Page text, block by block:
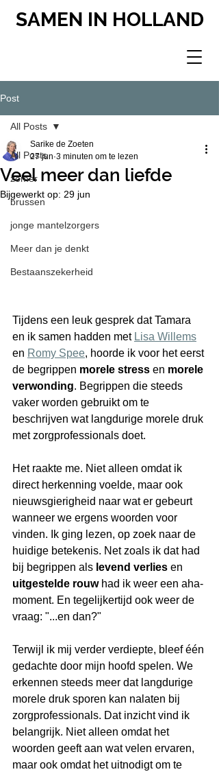
SAMEN IN HOLLAND
Post
All Posts
zomer
brussen
jonge mantelzorgers
Meer dan je denkt
Bestaanszekerheid
All Posts
Veel meer dan liefde
Sarike de Zoeten
27 jun 3 minuten om te lezen
Bijgewerkt op: 29 jun
Tijdens een leuk gesprek dat Tamara
en ik samen hadden met Lisa Willems
en Romy Spee, hoorde ik voor het eerst
de begrippen morele stress en morele
verwonding. Begrippen die steeds
vaker worden gebruikt om te
beschrijven wat langdurige morele druk
met zorgprofessionals doet.
Het raakte me. Niet alleen omdat ik
direct herkenning voelde, maar ook
nieuwsgierigheid naar wat er gebeurt
wanneer we ergens woorden voor
vinden. Ik ging lezen, op zoek naar de
huidige betekenis. Net zoals ik dat had
bij begrippen als levend verlies en
uitgestelde rouw had ik weer een aha-
moment. En tegelijkertijd ook weer de
vraag: "...en dan?"
Terwijl ik mij verder verdiepte, bleef één
gedachte door mijn hoofd spelen. We
erkennen steeds meer dat langdurige
morele druk sporen kan nalaten bij
zorgprofessionals. Dat inzicht vind ik
belangrijk. Niet alleen omdat het
woorden geeft aan wat velen ervaren,
maar ook omdat het uitnodigt om te